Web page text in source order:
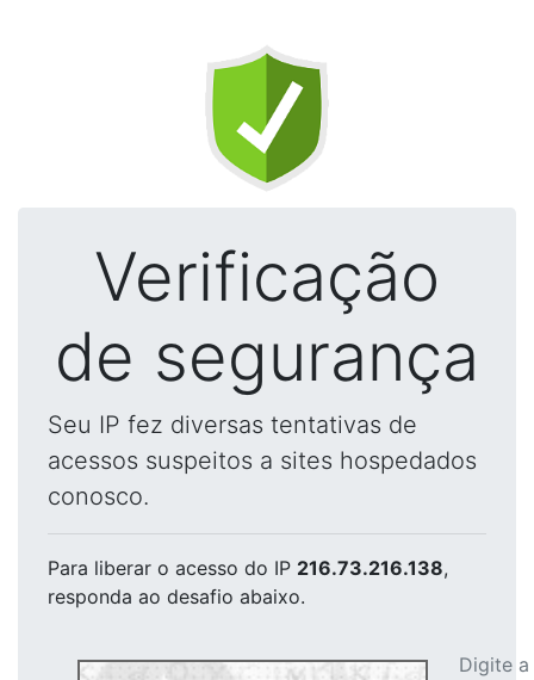
Verificação
de segurança
Seu IP fez diversas tentativas de
acessos suspeitos a sites hospedados
conosco.
Para liberar o acesso do IP 216.73.216.138,
responda ao desafio abaixo.
Digite